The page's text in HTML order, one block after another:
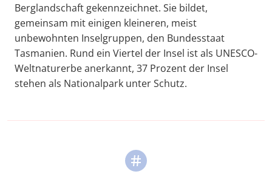
Berglandschaft gekennzeichnet. Sie bildet,
gemeinsam mit einigen kleineren, meist
unbewohnten Inselgruppen, den Bundesstaat
Tasmanien. Rund ein Viertel der Insel ist als UNESCO-
Weltnaturerbe anerkannt, 37 Prozent der Insel
stehen als Nationalpark unter Schutz.